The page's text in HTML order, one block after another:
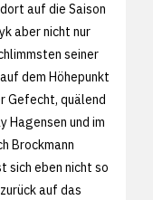
auf die Saison
aber nicht nur
seiner
dem Höhepunkt
Gefecht, quälend
Hagensen und im
Brockmann
sich eben nicht so
auf das